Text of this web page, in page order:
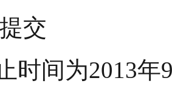
交
时间为2013年